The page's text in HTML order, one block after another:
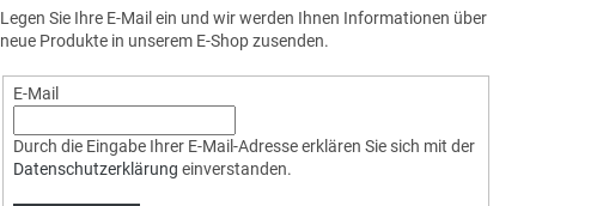
Legen Sie Ihre E-Mail ein und wir werden Ihnen Informationen über
neue Produkte in unserem E-Shop zusenden.
E-Mail
Durch die Eingabe Ihrer E-Mail-Adresse erklären Sie sich mit der
Datenschutzerklärung einverstanden.